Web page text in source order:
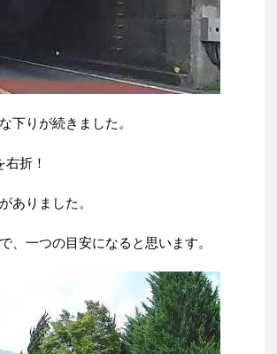
下りが続きました。
折！
ありました。
、一つの目安になると思います。